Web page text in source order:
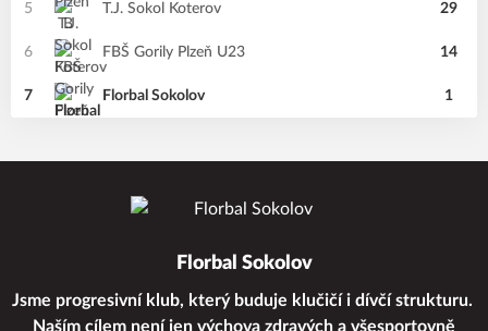
5 T.J. Sokol Koterov 29
6 FBŠ Gorily Plzeň U23 14
7 Florbal Sokolov 1
Florbal Sokolov
Jsme progresivní klub, který buduje klučičí i dívčí strukturu.
Naším cílem není jen výchova zdravých a všesportovně